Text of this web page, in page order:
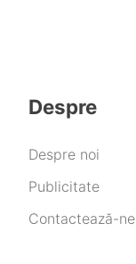
Despre
Despre noi
Publicitate
Contactează-ne